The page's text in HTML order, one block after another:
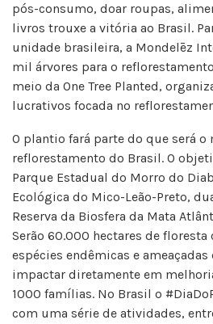
pós-consumo, doar roupas,
livros trouxe a vitória ao Brasil.
unidade brasileira, a Mondelēz
mil árvores para o
meio da One Tree Planted,
lucrativos focada no
O plantio fará parte do que será
reflorestamento do Brasil. O
Parque Estadual do Morro do
Ecológica do Mico-Leão-Preto,
Reserva da Biosfera da Mata
Serão 60.000 hectares de
espécies endêmicas e
impactar diretamente em
1000 famílias. No Brasil o
com uma série de atividades,